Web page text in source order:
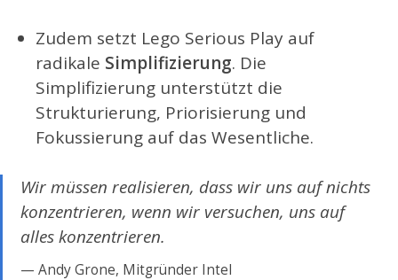
Zudem setzt Lego Serious Play auf
radikale Simplifizierung. Die
Simplifizierung unterstützt die
Strukturierung, Priorisierung und
Fokussierung auf das Wesentliche.
Wir müssen realisieren, dass wir uns auf nichts
konzentrieren, wenn wir versuchen, uns auf
alles konzentrieren.
Andy Grone, Mitgründer Intel